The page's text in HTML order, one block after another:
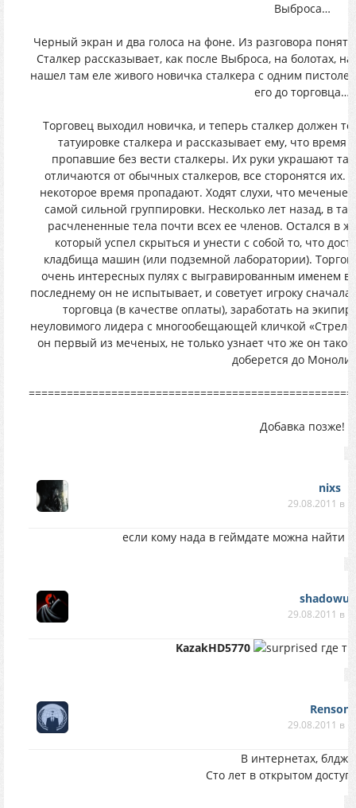
Выброса…
Черный экран и два голоса на фоне. Из разговора
Сталкер рассказывает, как после Выброса, на болотах,
нашел там еле живого новичка сталкера с одним
его до торговца…
Торговец выходил новичка, и теперь сталкер должен
татуировке сталкера и рассказывает ему, что
пропавшие без вести сталкеры. Их руки украшают
отличаются от обычных сталкеров, все сторонятся
некоторое время пропадают. Ходят слухи, что
самой сильной группировки. Несколько лет назад, в
расчлененные тела почти всех ее членов. Остался в
который успел скрыться и унести с собой то, что
кладбища машин (или подземной лаборатории).
очень интересных пулях с выгравированным именем
последнему он не испытывает, и советует игроку
торговца (в качестве оплаты), заработать на
неуловимого лидера с многообещающей кличкой
он первый из меченых, не только узнает что же он
доберется до
Добавка позже!
nixs
29.08.2011 в
если кому нада в геймдате можна найти
29.08.2011 в
KazakHD5770 где
Renson
29.08.2011 в
В интернетах,
Сто лет в открытом